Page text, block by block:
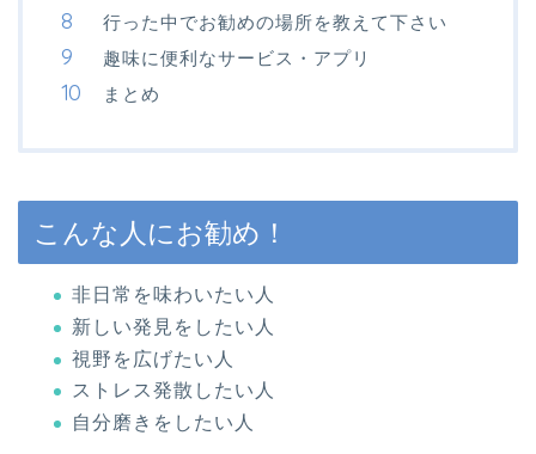
行った中でお勧めの場所を教えて下さい
趣味に便利なサービス・アプリ
まとめ
こんな人にお勧め！
非日常を味わいたい人
新しい発見をしたい人
視野を広げたい人
ストレス発散したい人
自分磨きをしたい人